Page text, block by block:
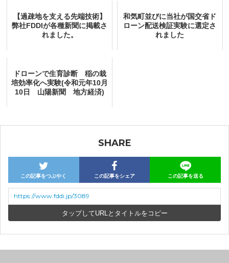
【過疎地を支える先端技術】
弊社FDDIが各種新聞に掲載さ
れました。
和気町並びに当社が国交省ド
ローン配送検証実験に選定さ
れました
ドローンで生育診断 稲の栽
培効率化へ実験(令和元年10月
10日 山陽新聞 地方経済)
SHARE
この記事をつぶやく この記事をシェア この記事を送る
https://www.fddi.jp/3089
URLとタイトルをコピー